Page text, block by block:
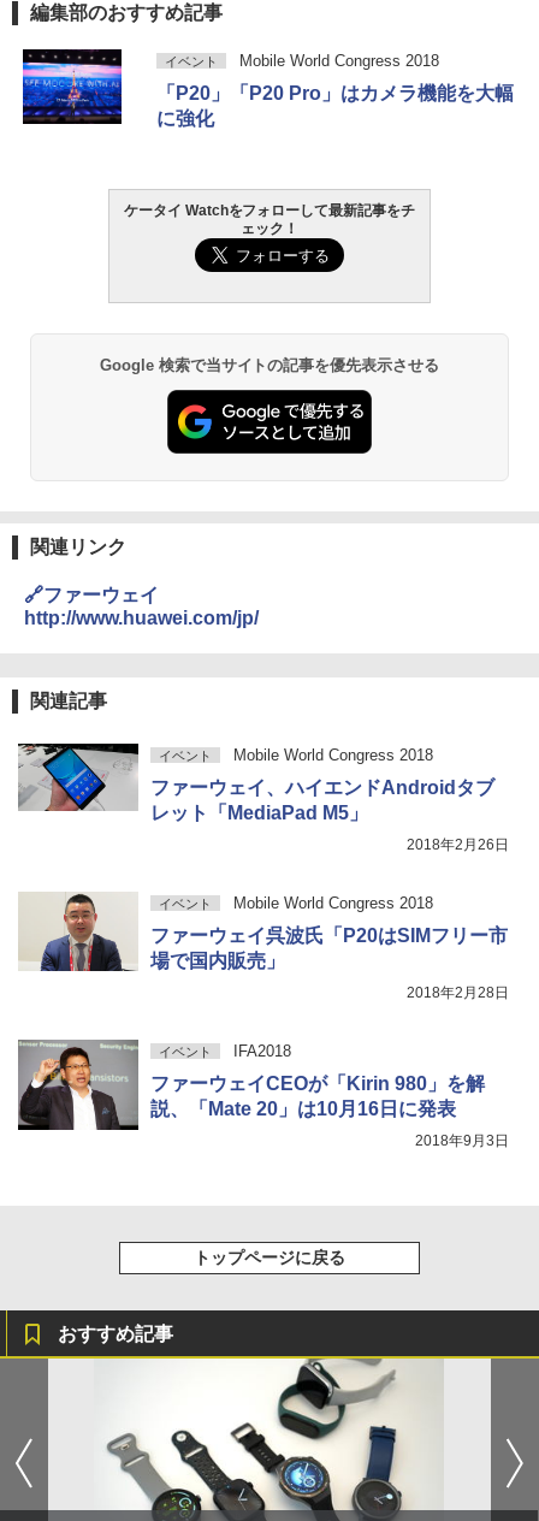
編集部のおすすめ記事
イベント Mobile World Congress 2018
「P20」「P20 Pro」はカメラ機能を大幅
に強化
ケータイ Watchをフォローして最新記事をチ
ェック！
Google 検索で当サイトの記事を優先表示させる
関連リンク
🔗ファーウェイ
http://www.huawei.com/jp/
関連記事
イベント Mobile World Congress 2018
ファーウェイ、ハイエンドAndroidタブ
レット「MediaPad M5」
2018年2月26日
イベント Mobile World Congress 2018
ファーウェイ呉波氏「P20はSIMフリー市
場で国内販売」
2018年2月28日
イベント IFA2018
ファーウェイCEOが「Kirin 980」を解
説、「Mate 20」は10月16日に発表
2018年9月3日
トップページに戻る
おすすめ記事